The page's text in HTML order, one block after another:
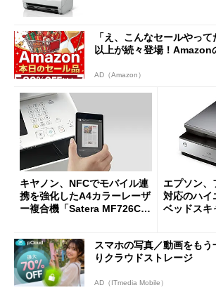
「え、こんなセールやっ
以上が続々登場！Amazon
AD（Amazon）
キヤノン、NFCでモバイル連
携を強化したA4カラーレーザ
ー複合機「Satera MF726Cd
エプソン、
対応のハイ
ベッドスキ
スマホの写真／動画をも
りクラウドストレージ
AD（ITmedia Mobile）